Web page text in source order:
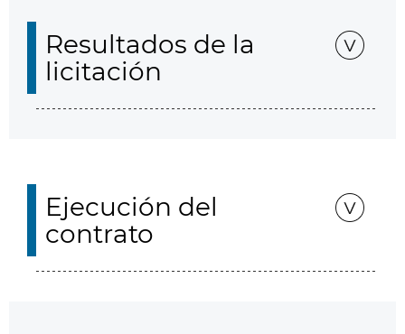
Resultados de la
licitación
Ejecución del
contrato